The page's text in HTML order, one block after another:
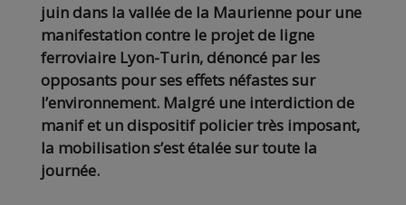
juin dans la vallée de la Maurienne pour une
manifestation contre le projet de ligne
ferroviaire Lyon-Turin, dénoncé par les
opposants pour ses effets néfastes sur
l’environnement. Malgré une interdiction de
manif et un dispositif policier très imposant,
la mobilisation s’est étalée sur toute la
journée.